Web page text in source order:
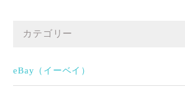
カテゴリー
eBay（イーベイ）